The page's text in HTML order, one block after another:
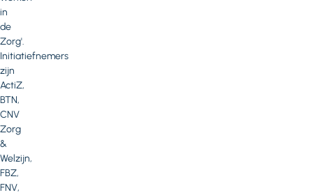
in
de
Zorg'.
Initiatiefnemers
zijn
ActiZ,
BTN,
CNV
Zorg
&
Welzijn,
FBZ,
FNV,